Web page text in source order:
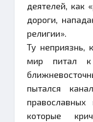
деятелей, как
дороги,
религии».
Ту неприязнь,
мир питал
пытался
которые